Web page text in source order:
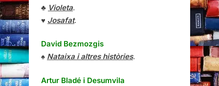
♣ Violeta.
♥ Josafat.
David Bezmozgis
♠ Nataixa i altres històries.
Artur Bladé i Desumvila